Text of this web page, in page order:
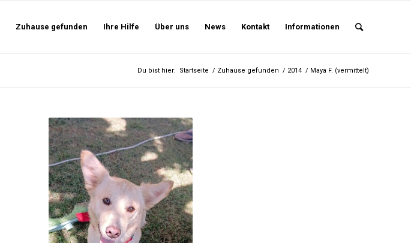
Zuhause gefunden Ihre Hilfe Über uns News Kontakt Informationen
Du bist hier: Startseite / Zuhause gefunden / 2014 / Maya F. (vermittelt)